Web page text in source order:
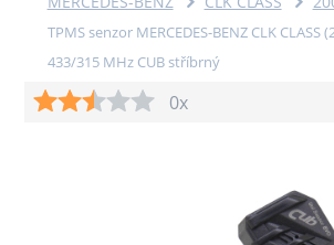
TPMS senzor MERCEDES-BENZ CLK CLASS
433/315 MHz CUB stříbrný
0x